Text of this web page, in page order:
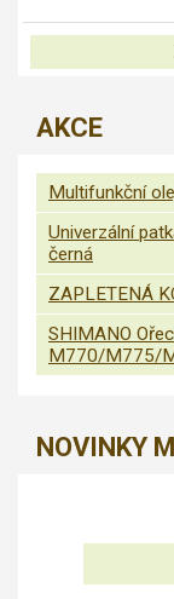
AKCE
Multifunkční
Univerzální
černá
ZAPLETENÁ
SHIMANO
M770/M775/
NOVINKY